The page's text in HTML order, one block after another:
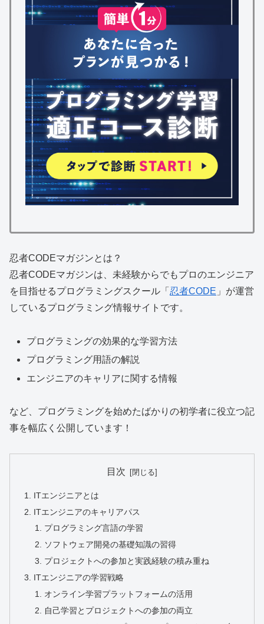
忍者CODEマガジンとは？
忍者CODEマガジンは、 未経験からでもプロのエンジニア
を目指せるプログラミングスクール「 忍者CODE 」が運営
しているプログラミング情報サイトです。
プログラミングの効果的な学習方法
プログラミング用語の解説
エンジニアのキャリアに関する情報
など、プログラミングを始めたばかりの初学者に役立つ記
事を幅広く公開しています！
目次
ITエンジニアとは
ITエンジニアのキャリアパス
プログラミング言語の学習
ソフトウェア開発の基礎知識の習得
プロジェクトへの参加と実践経験の積み重ね
ITエンジニアの学習戦略
オンライン学習プラットフォームの活用
自己学習とプロジェクトへの参加の両立